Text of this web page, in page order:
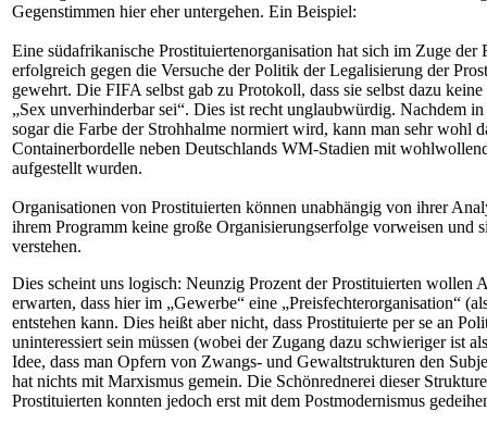
Gegenstimmen hier eher untergehen. Ein Beispiel:
Eine südafrikanische Prostituiertenorganisation hat sich im Zuge
erfolgreich gegen die Versuche der Politik der Legalisierung der
gewehrt. Die FIFA selbst gab zu Protokoll, dass sie selbst dazu
„Sex unverhinderbar sei“. Dies ist recht unglaubwürdig. Nachdem
sogar die Farbe der Strohhalme normiert wird, kann man sehr wohl
Containerbordelle neben Deutschlands WM-Stadien mit
aufgestellt wurden.
Organisationen von Prostituierten können unabhängig von ihrer
ihrem Programm keine große Organisierungserfolge vorweisen und
verstehen.
Dies scheint uns logisch: Neunzig Prozent der Prostituierten wollen
erwarten, dass hier im „Gewerbe“ eine „Preisfechterorganisation“
entstehen kann. Dies heißt aber nicht, dass Prostituierte per se an
uninteressiert sein müssen (wobei der Zugang dazu schwieriger ist
Idee, dass man Opfern von Zwangs- und Gewaltstrukturen den
hat nichts mit Marxismus gemein. Die Schönrednerei dieser
Prostituierten konnten jedoch erst mit dem Postmodernismus